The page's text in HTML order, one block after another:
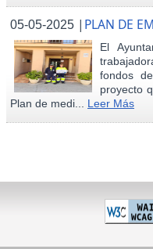
05-05-2025 | PLAN DE
El
fondos
proyecto
Plan de medi... Leer Más